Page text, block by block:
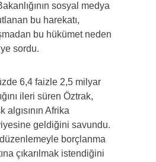
sosyal medya
bu harekatı,
bu hükümet neden
sordu.
6,4 faizle 2,5 milyar
ileri süren Öztrak,
Afrika
geldiğini savundu.
borçlanma
çıkarılmak istendiğini